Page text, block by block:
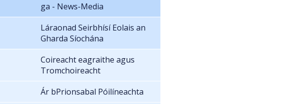
ga - News-Media
Láraonad Seirbhísí Eolais an
Gharda Síochána
Coireacht eagraithe agus
Tromchoireacht
Ár bPrionsabal Póilíneachta